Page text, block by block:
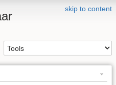
skip to content